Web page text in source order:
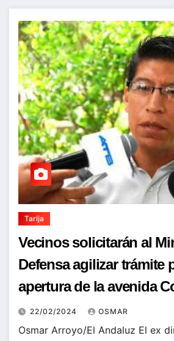
Tarija
Vecinos solicitarán al
Defensa agilizar trámite
apertura de la avenida
22/02/2024 OSMAR
Osmar Arroyo/El Andaluz El ex